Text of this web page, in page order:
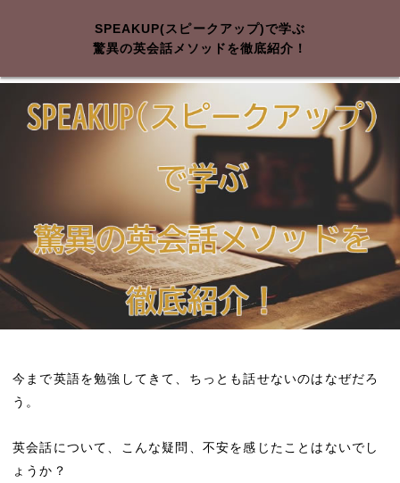
SPEAKUP(スピークアップ)で学ぶ
驚異の英会話メソッドを徹底紹介！
今まで英語を勉強してきて、ちっとも話せないのはなぜだろ
う。
英会話について、こんな疑問、不安を感じたことはないでし
ょうか？